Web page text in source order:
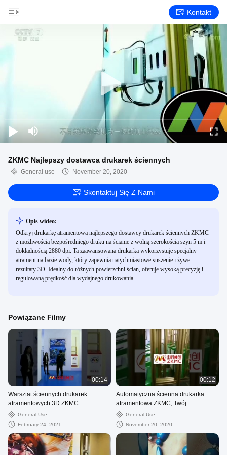
Kontakt
ZKMC Najlepszy dostawca drukarek ściennych
General use November 20, 2020
Skontaktuj Się Z Nami
Opis wideo:
Odkryj drukarkę atramentową najlepszego dostawcy drukarek ściennych ZKMC
z możliwością bezpośredniego druku na ścianie z wolną szerokością szyn 5 m i
dokładnością 2880 dpi. Ta zaawansowana drukarka wykorzystuje specjalny
atrament na bazie wody, który zapewnia natychmiastowe suszenie i żywe
rezultaty 3D. Idealny do różnych powierzchni ścian, oferuje wysoką precyzję i
regulowaną prędkość dla wydajnego drukowania.
Powiązane Filmy
00:14
Warsztat ściennych drukarek
atramentowych 3D ZKMC
General Use
February 24, 2021
00:12
Automatyczna ścienna drukarka
atramentowa ZKMC, Twój
niezawodny partner w zakresie
współpracy w zakresie drukowania,
General Use
November 20, 2020